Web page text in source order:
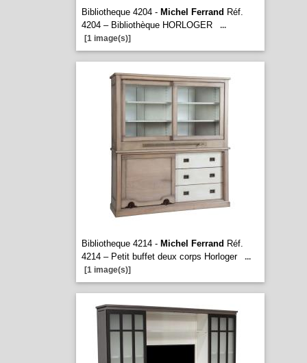
Bibliotheque 4204 - Michel Ferrand Réf.
4204 – Bibliothèque HORLOGER
...
[1 image(s)]
Bibliotheque 4214 - Michel Ferrand Réf.
4214 – Petit buffet deux corps Horloger
...
[1 image(s)]